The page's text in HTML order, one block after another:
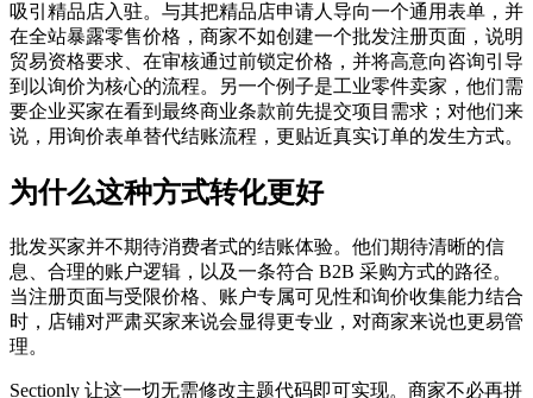
吸引精品店入驻。与其把精品店申请人导向一个通用表单，并
在全站暴露零售价格，商家不如创建一个批发注册页面，说明
贸易资格要求、在审核通过前锁定价格，并将高意向咨询引导
到以询价为核心的流程。另一个例子是工业零件卖家，他们需
要企业买家在看到最终商业条款前先提交项目需求；对他们来
说，用询价表单替代结账流程，更贴近真实订单的发生方式。
为什么这种方式转化更好
批发买家并不期待消费者式的结账体验。他们期待清晰的信
息、合理的账户逻辑，以及一条符合 B2B 采购方式的路径。
当注册页面与受限价格、账户专属可见性和询价收集能力结合
时，店铺对严肃买家来说会显得更专业，对商家来说也更易管
理。
Sectionly 让这一切无需修改主题代码即可实现。商家不必再拼